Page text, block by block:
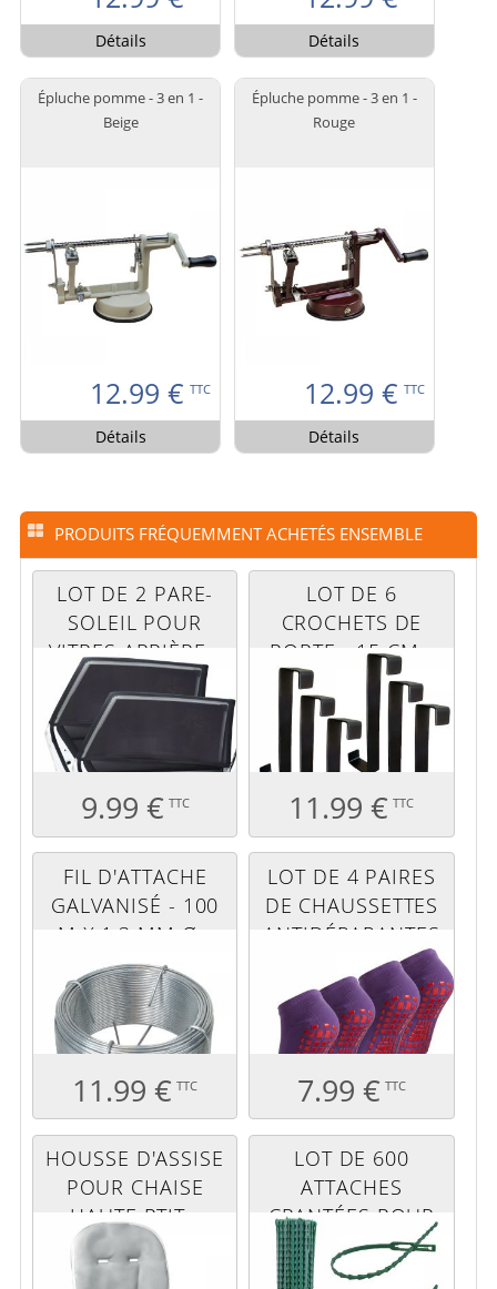
Détails Détails
Épluche pomme - 3 en 1 -
Beige
12.99 € TTC
Détails
Épluche pomme - 3 en 1 -
Rouge
12.99 € TTC
Détails
PRODUITS FRÉQUEMMENT ACHETÉS ENSEMBLE
LOT DE 2 PARE-
SOLEIL POUR
VITRES ARRIÈRE -
110 X 55 CM
9.99 € TTC
LOT DE 6
CROCHETS DE
PORTE - 15 CM -
NOIR
11.99 € TTC
FIL D'ATTACHE
GALVANISÉ - 100
M X 1,3 MM Ø -
GRIS
11.99 € TTC
LOT DE 4 PAIRES
DE CHAUSSETTES
ANTIDÉRAPANTES
- ENFANT - M -
VIOLET
7.99 € TTC
HOUSSE D'ASSISE
POUR CHAISE
HAUTE PTIT -
PERLE
LOT DE 600
ATTACHES
CRANTÉES POUR
PLANTES - 13 CM -
VERT